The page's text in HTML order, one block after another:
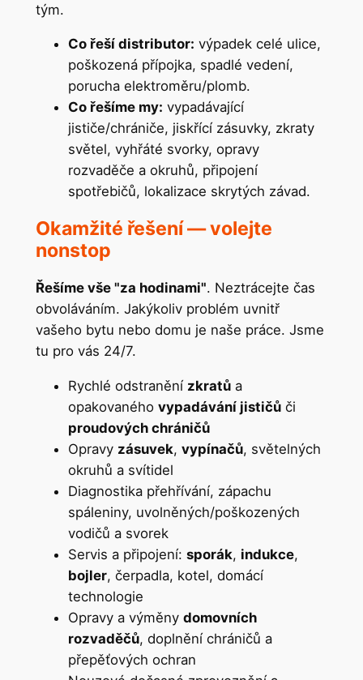
tým.
Co řeší distributor: výpadek celé ulice,
poškozená přípojka, spadlé vedení,
porucha elektroměru/plomb.
Co řešíme my: vypadávající
jističe/chrániče, jiskřící zásuvky, zkraty
světel, vyhřáté svorky, opravy
rozvaděče a okruhů, připojení
spotřebičů, lokalizace skrytých závad.
Okamžité řešení — volejte
nonstop
Řešíme vše "za hodinami". Neztrácejte čas
obvoláváním. Jakýkoliv problém uvnitř
vašeho bytu nebo domu je naše práce. Jsme
tu pro vás 24/7.
Rychlé odstranění zkratůa
opakovaného vypadávání jističůči
proudových chráničů
Opravy zásuvek, vypínačů, světelných
okruhů a svítidel
Diagnostika přehřívání, zápachu
spáleniny, uvolněných/poškozených
vodičů a svorek
Servis a připojení: sporák, indukce,
bojler, čerpadla, kotel, domácí
technologie
Opravy a výměny domovních
rozvaděčů, doplnění chráničů a
přepěťových ochran